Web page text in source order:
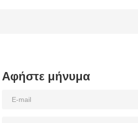
Αφήστε μήνυμα